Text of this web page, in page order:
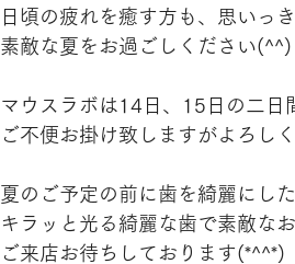
日頃の疲れを癒す方も、思いっ
素敵な夏をお過ごしください(^^)
マウスラボは14日、15日の二日
ご不便お掛け致しますがよろし
夏のご予定の前に歯を綺麗にし
キラッと光る綺麗な歯で素敵な
ご来店お待ちしております(*^^*)